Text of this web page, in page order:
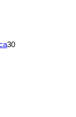
30